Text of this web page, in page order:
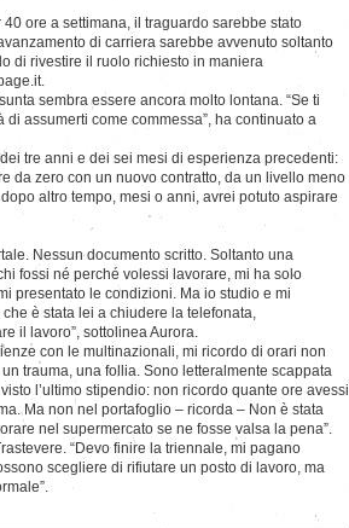
ore a settimana, il traguardo sarebbe stato
di carriera sarebbe avvenuto soltanto
di rivestire il ruolo richiesto in maniera
sembra essere ancora molto lontana. “Se ti
assumerti come commessa”, ha continuato a
tre anni e dei sei mesi di esperienza precedenti:
da zero con un nuovo contratto, da un livello meno
altro tempo, mesi o anni, avrei potuto aspirare
Nessun documento scritto. Soltanto una
fossi né perché volessi lavorare, mi ha solo
presentato le condizioni. Ma io studio e mi
è stata lei a chiudere la telefonata,
il lavoro”, sottolinea Aurora.
con le multinazionali, mi ricordo di orari non
trauma, una follia. Sono letteralmente scappata
l’ultimo stipendio: non ricordo quante ore avessi
Ma non nel portafoglio – ricorda – Non è stata
nel supermercato se ne fosse valsa la pena”.
“Devo finire la triennale, mi pagano
scegliere di rifiutare un posto di lavoro, ma